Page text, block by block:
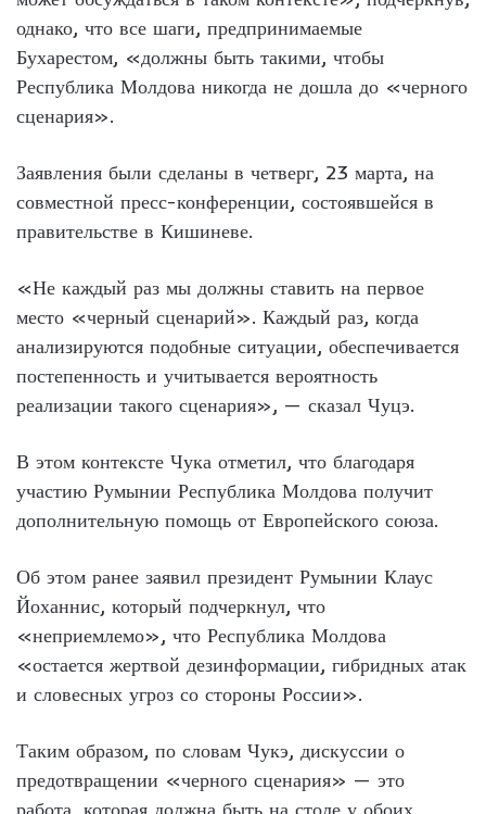
однако, что все шаги, предпринимаемые
Бухарестом, «должны быть такими, чтобы
Республика Молдова никогда не дошла до «черного
сценария».
Заявления были сделаны в четверг, 23 марта, на
совместной пресс-конференции, состоявшейся в
правительстве в Кишиневе.
«Не каждый раз мы должны ставить на первое
место «черный сценарий». Каждый раз, когда
анализируются подобные ситуации, обеспечивается
постепенность и учитывается вероятность
реализации такого сценария», — сказал Чуцэ.
В этом контексте Чука отметил, что благодаря
участию Румынии Республика Молдова получит
дополнительную помощь от Европейского союза.
Об этом ранее заявил президент Румынии Клаус
Йоханнис, который подчеркнул, что
«неприемлемо», что Республика Молдова
«остается жертвой дезинформации, гибридных атак
и словесных угроз со стороны России».
Таким образом, по словам Чукэ, дискуссии о
предотвращении «черного сценария» — это
работа, которая должна быть на столе у обоих